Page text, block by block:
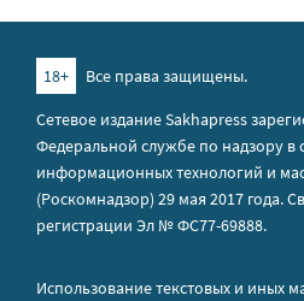
18+
Все права защищены.
Сетевое издание Sakhapress
Федеральной службе по надзору в
информационных технологий и
(Роскомнадзор) 29 мая 2017 года.
регистрации Эл № ФС77-69888.
Использование текстовых и иных